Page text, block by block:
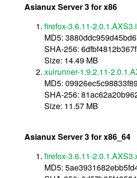
Asianux Server 3 for x86
firefox-3.6.11-
MD5:
SHA-256:
Size: 14.49 MB
xulrunner-1.9.2.11-
MD5:
SHA-256:
Size: 11.57 MB
Asianux Server 3 for x86_64
firefox-3.6.11-
MD5: